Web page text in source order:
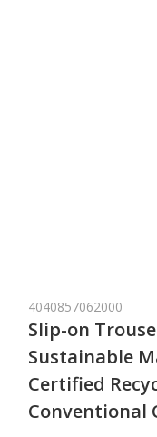
4040857062000
Slip-on
Sustainable
Certified
Conventional